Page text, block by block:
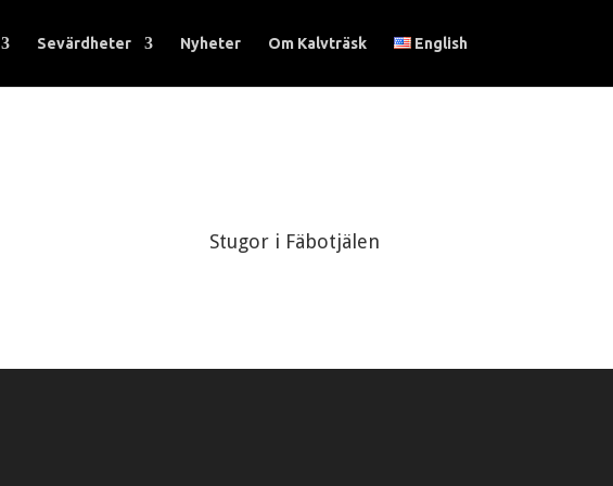
Sevärdheter Nyheter Om Kalvträsk English
Stugor i Fäbotjälen